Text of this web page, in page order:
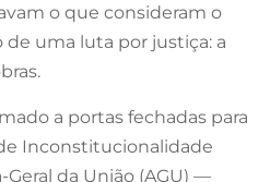
o que consideram o
uma luta por justiça: a
a portas fechadas para
Inconstitucionalidade
da União (AGU) —